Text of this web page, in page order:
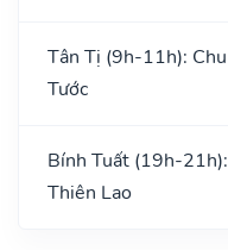
Tân Tị (9h-11h): Chu
Tước
Bính Tuất (19h-21h):
Thiên Lao